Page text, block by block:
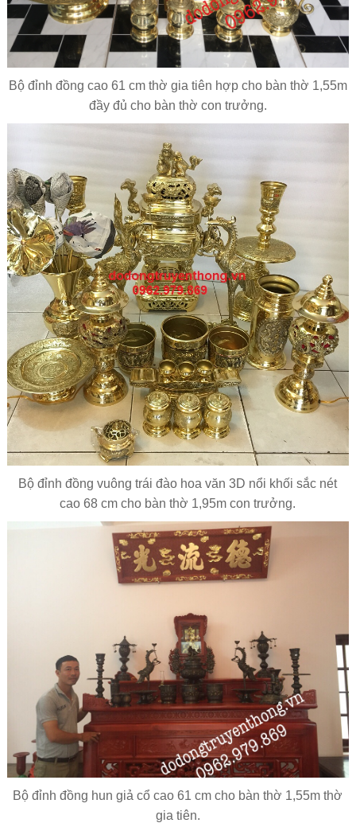
Bộ đỉnh đồng cao 61 cm thờ gia tiên hợp cho bàn thờ 1,55m
đầy đủ cho bàn thờ con trưởng.
Bộ đỉnh đồng vuông trái đào hoa văn 3D nổi khối sắc nét
cao 68 cm cho bàn thờ 1,95m con trưởng.
Bộ đỉnh đồng hun giả cổ cao 61 cm cho bàn thờ 1,55m thờ
gia tiên.